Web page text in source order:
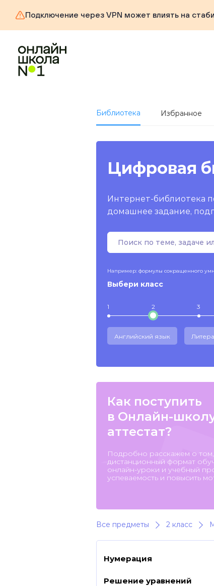
Подключение через VPN может влиять на
Библиотека Избранное
Цифровая
Интернет-библиотека
домашнее задание,
Например: формулы сокращенного
Выбери класс
1 2 3
Английский язык
Как поступить
в Онлайн-
аттестат?
Подробно расскажем о том,
дистанционный формат
онлайн-уроки и учебный
успеваемость и повысить
Все предметы 2 класс
Нумерация
Решение уравнений